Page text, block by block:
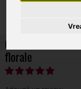
Coronita
florale